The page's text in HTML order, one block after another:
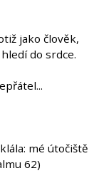
jako člověk,
do srdce.
mé útočiště
62)